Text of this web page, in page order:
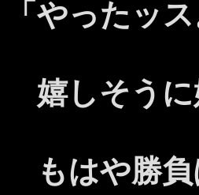
「やったッ
嬉しそうに
もはや勝負